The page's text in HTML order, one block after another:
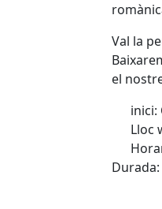
Val la
el
inici:
Lloc